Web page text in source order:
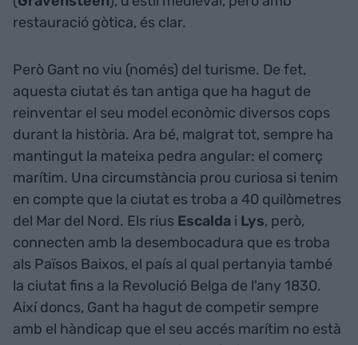
restauració gòtica, és clar.
Però Gant no viu (només) del turisme. De fet,
aquesta ciutat és tan antiga que ha hagut de
reinventar el seu model econòmic diversos cops
durant la història. Ara bé, malgrat tot, sempre ha
mantingut la mateixa pedra angular: el comerç
marítim. Una circumstància prou curiosa si tenim
en compte que la ciutat es troba a 40 quilòmetres
del Mar del Nord. Els rius Escalda i Lys, però,
connecten amb la desembocadura que es troba
als Països Baixos, el país al qual pertanyia també
la ciutat fins a la Revolució Belga de l'any 1830.
Així doncs, Gant ha hagut de competir sempre
amb el hàndicap que el seu accés marítim no està